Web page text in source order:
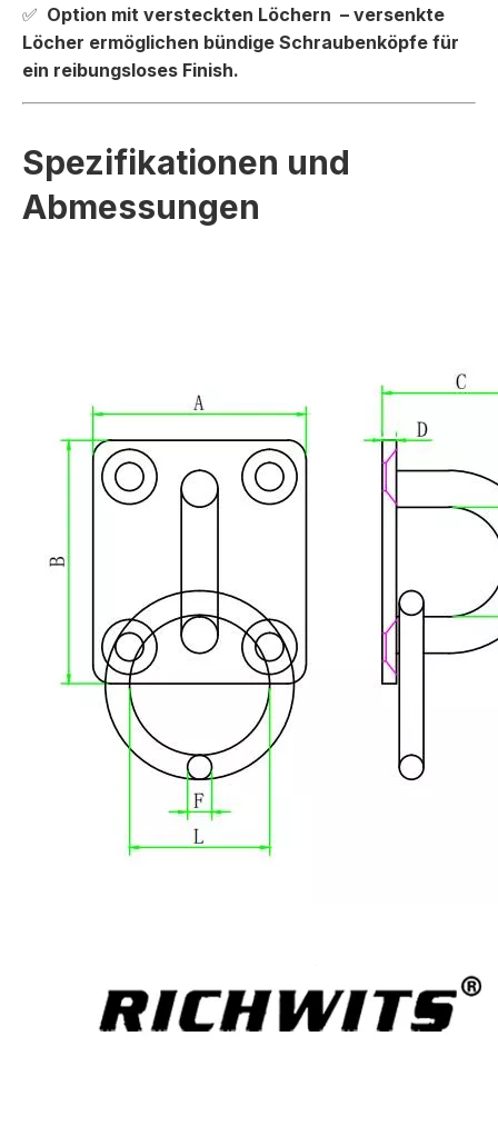
✅ Option mit versteckten Löchern – versenkte
Löcher ermöglichen bündige Schraubenköpfe für
ein reibungsloses Finish.
Spezifikationen und
Abmessungen